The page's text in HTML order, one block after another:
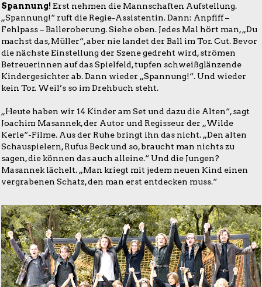
Spannung! Erst nehmen die Mannschaften Aufstellung.
„Spannung!“ ruft die Regie-Assistentin. Dann: Anpfiff –
Fehlpass – Balleroberung. Siehe oben. Jedes Mal hört man, „Du
machst das, Müller“, aber nie landet der Ball im Tor. Cut. Bevor
die nächste Einstellung der Szene gedreht wird, strömen
Betreuerinnen auf das Spielfeld, tupfen schweißglänzende
Kindergesichter ab. Dann wieder „Spannung!“. Und wieder
kein Tor. Weil’s so im Drehbuch steht.
„Heute haben wir 14 Kinder am Set und dazu die Alten“, sagt
Joachim Masannek, der Autor und Regisseur der „Wilde
Kerle“-Filme. Aus der Ruhe bringt ihn das nicht. „Den alten
Schauspielern, Rufus Beck und so, braucht man nichts zu
sagen, die können das auch alleine.“ Und die Jungen?
Masannek lächelt. „Man kriegt mit jedem neuen Kind einen
vergrabenen Schatz, den man erst entdecken muss.“